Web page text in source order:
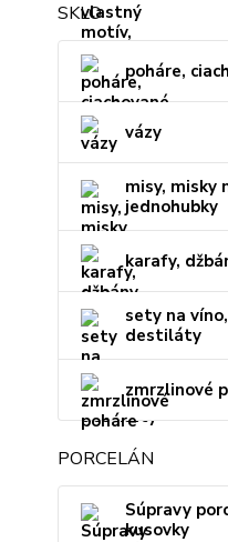
SKLO
poháre,
vázy
misy, misky
jednohubky
karafy,
sety na
destiláty
zmrzlinové
PORCELÁN
Súpravy
kusovky